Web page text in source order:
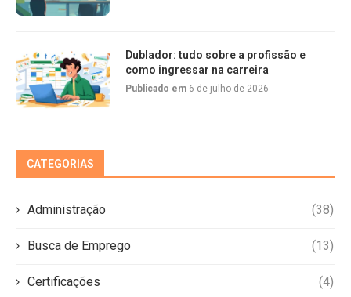
Dublador: tudo sobre a profissão e
como ingressar na carreira
Publicado em 6 de julho de 2026
CATEGORIAS
Administração (38)
Busca de Emprego (13)
Certificações (4)